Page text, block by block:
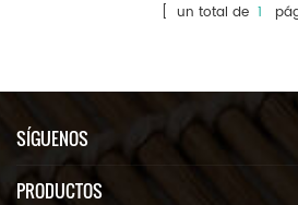
[ un total de 1
SÍGUENOS
PRODUCTOS